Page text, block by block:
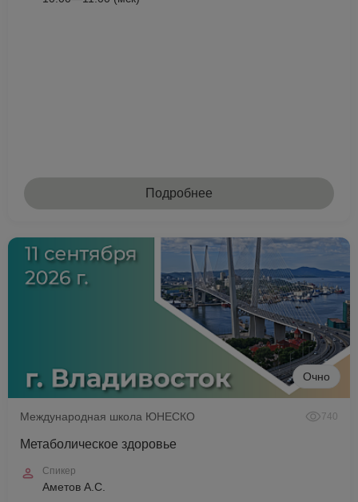
Подробнее
Очно
Международная школа ЮНЕСКО 740
Метаболическое здоровье
Спикер
Аметов А.С.